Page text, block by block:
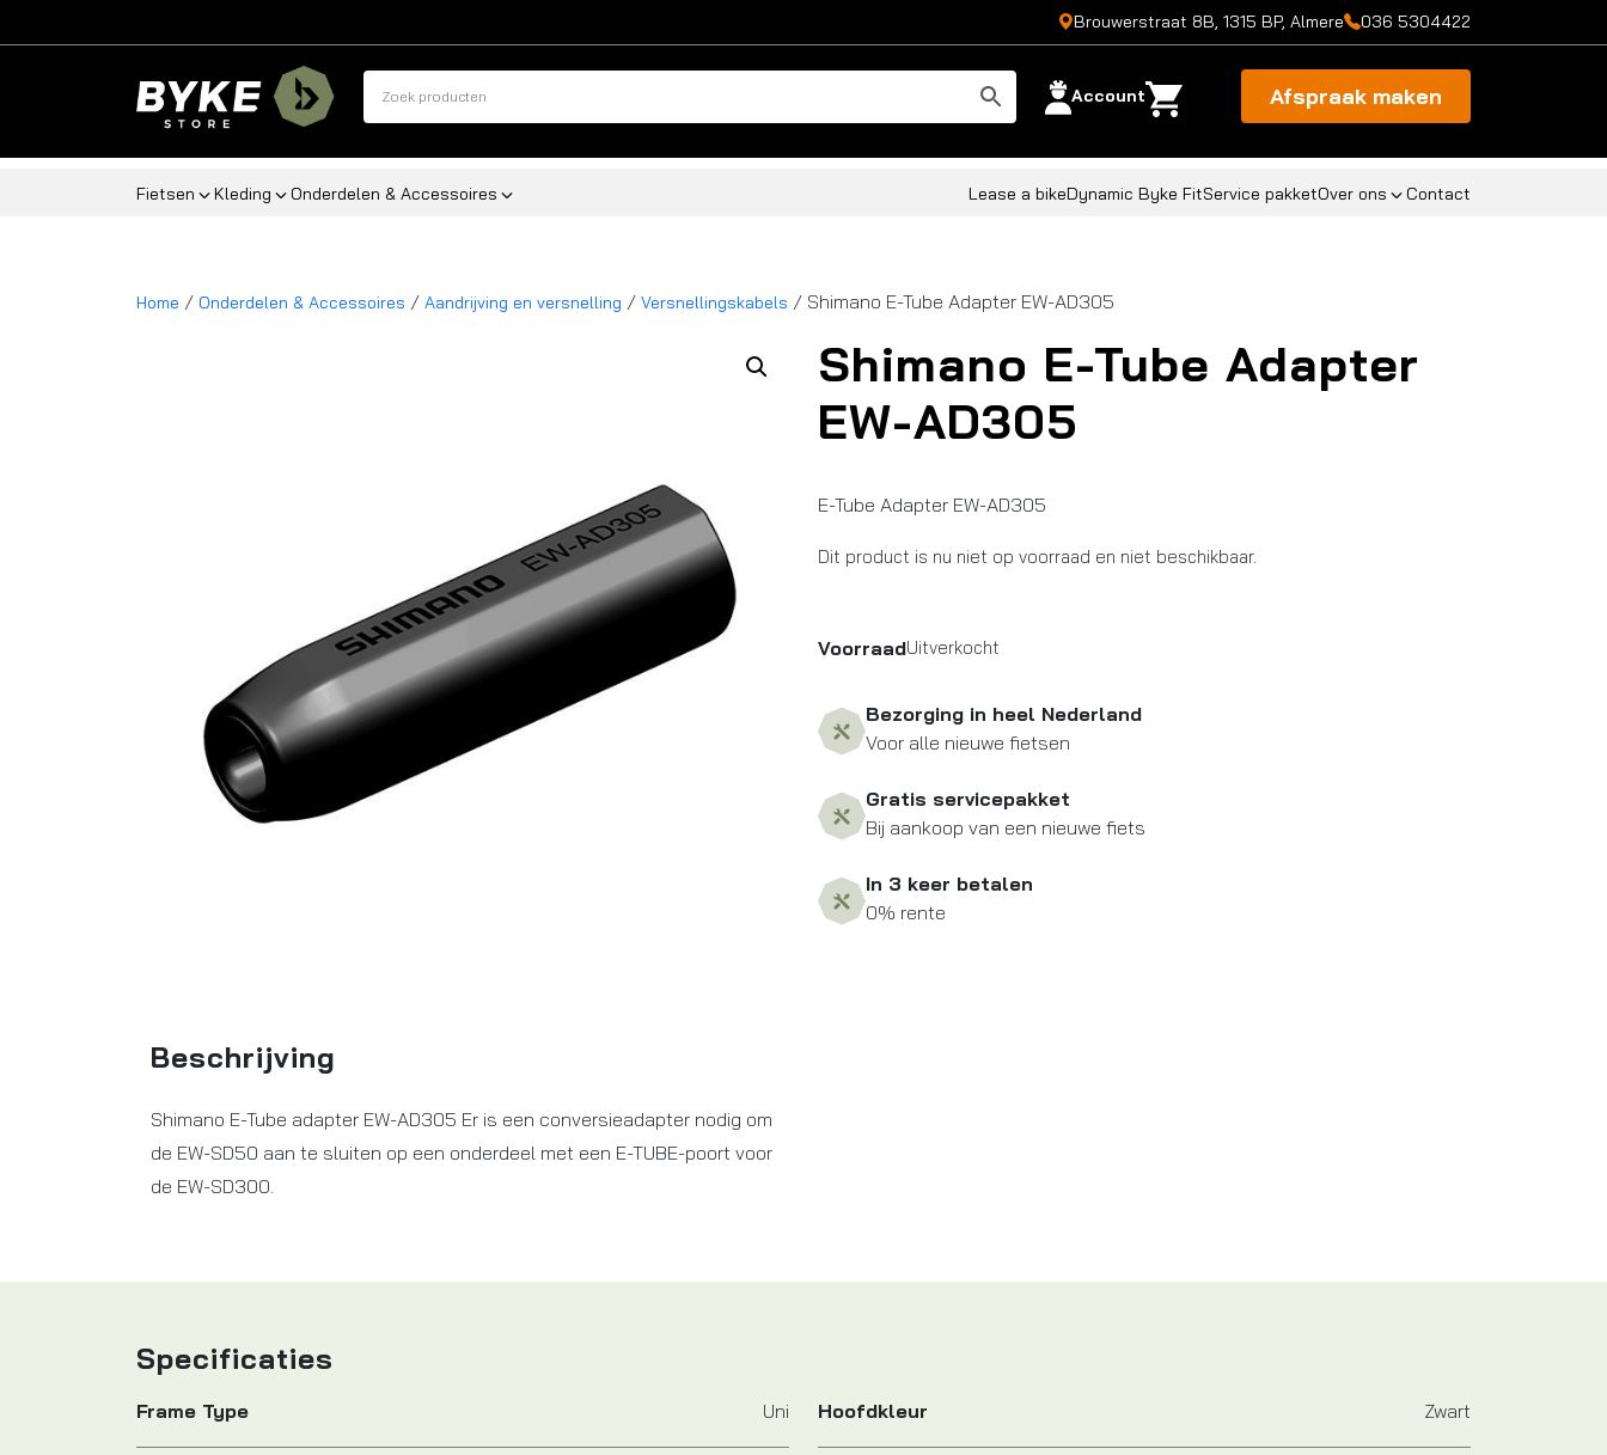
Brouwerstraat 8B, 1315 BP, Almere 036 5304422
Account Afspraak maken
Fietsen Kleding Onderdelen & Accessoires Lease a bikeDynamic Byke FitService pakketOver ons Contact
Home / Onderdelen & Accessoires / Aandrijving en versnelling / Versnellingskabels / Shimano E-Tube Adapter EW-AD305
Beschrijving
Shimano E-Tube adapter EW-AD305 Er is een conversieadapter nodig om
de EW-SD50 aan te sluiten op een onderdeel met een E-TUBE-poort voor
de EW-SD300.
Shimano E-Tube Adapter
EW-AD305
E-Tube Adapter EW-AD305
Dit product is nu niet op voorraad en niet beschikbaar.
VoorraadUitverkocht
Bezorging in heel Nederland
Voor alle nieuwe fietsen
Gratis servicepakket
Bij aankoop van een nieuwe fiets
In 3 keer betalen
0% rente
Specificaties
Frame Type Uni Hoofdkleur Zwart